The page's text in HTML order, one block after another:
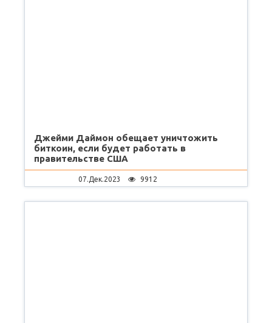
Джейми Даймон обещает уничтожить
биткоин, если будет работать в
правительстве США
07.Дек.2023 9912